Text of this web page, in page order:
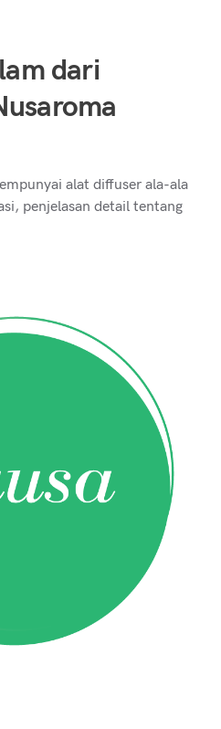
dari
alat diffuser ala-ala
penjelasan detail tentang